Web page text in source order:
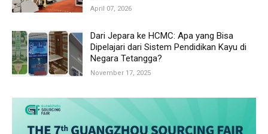
April 07, 2026
Dari Jepara ke HCMC: Apa yang Bisa
Dipelajari dari Sistem Pendidikan Kayu di
Negara Tetangga?
November 17, 2025